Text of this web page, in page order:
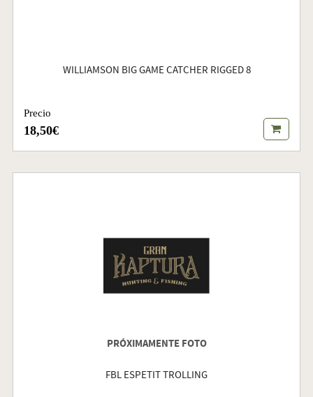
WILLIAMSON BIG GAME CATCHER RIGGED 8
Precio
18,50€
PRÓXIMAMENTE FOTO
FBL ESPETIT TROLLING